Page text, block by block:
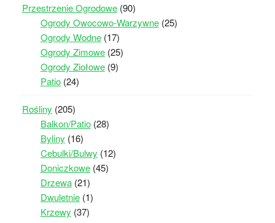
Przestrzenie Ogrodowe(90)
Ogrody Owocowo-Warzywne(25)
Ogrody Wodne(17)
Ogrody Zimowe(25)
Ogrody Ziołowe(9)
Patio(24)
Rośliny (205)
Balkon/Patio(28)
Byliny (16)
Cebulki/Bulwy (12)
Doniczkowe(45)
Drzewa(21)
Dwuletnie(1)
Krzewy (37)